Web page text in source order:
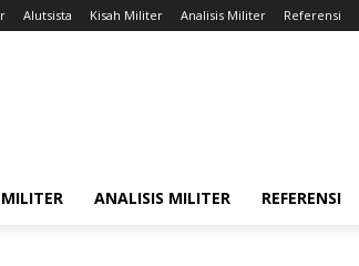
Alutsista Kisah Militer Analisis Militer Referensi
ANALISIS MILITER REFERENSI